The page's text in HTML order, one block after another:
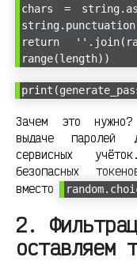
chars =
string.punctuation
return
range(length))
Зачем это нужно?
выдаче паролей
сервисных
безопасных
вместо
2.
оставляем